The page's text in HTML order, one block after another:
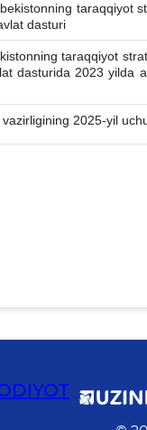
taraqqiyot
dasturi
taraqqiyot
dasturida 2023 yilda
2025-yil